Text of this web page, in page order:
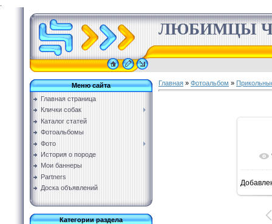
ЛЮБИМЦЫ
Меню сайта
Главная страница
Клички собак
Каталог статей
Фотоальбомы
Фото
История о породе
Мои баннеры
Partners
Доска объявлений
Категории раздела
Главная » Фотоальбом »